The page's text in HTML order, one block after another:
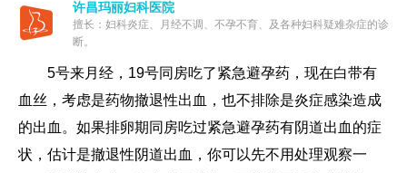
许昌玛丽妇科医院
擅长：妇科炎症、月经不调、不孕不育、及各种妇科疑难杂症的诊
断。
5号来月经，19号同房吃了紧急避孕药，现在白带有
血丝，考虑是药物撤退性出血，也不排除是炎症感染造成
的出血。如果排卵期同房吃过紧急避孕药有阴道出血的症
状，估计是撤退性阴道出血，你可以先不用处理观察一